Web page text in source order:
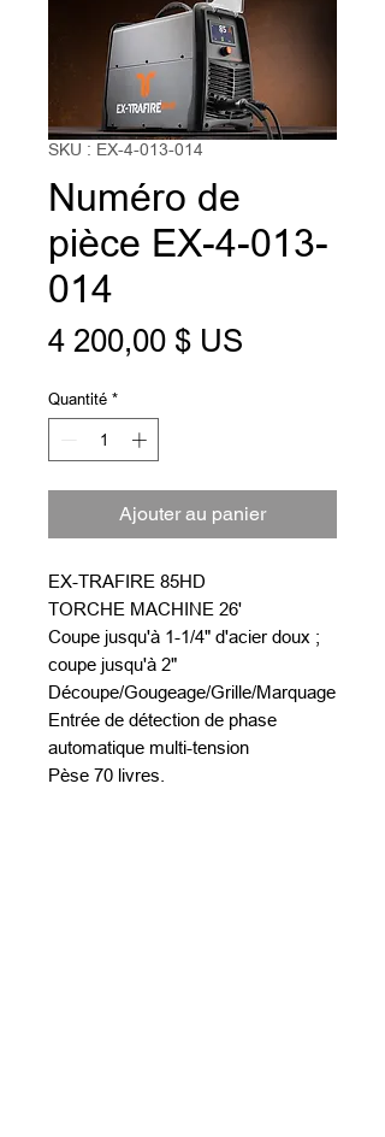
SKU : EX-4-013-014
Numéro de
pièce EX-4-013-
014
4 200,00 $ US
Quantité *
Ajouter au panier
EX-TRAFIRE 85HD
TORCHE MACHINE 26'
Coupe jusqu'à 1-1/4" d'acier doux ;
coupe jusqu'à 2"
Découpe/Gougeage/Grille/Marquage
Entrée de détection de phase
automatique multi-tension
Pèse 70 livres.